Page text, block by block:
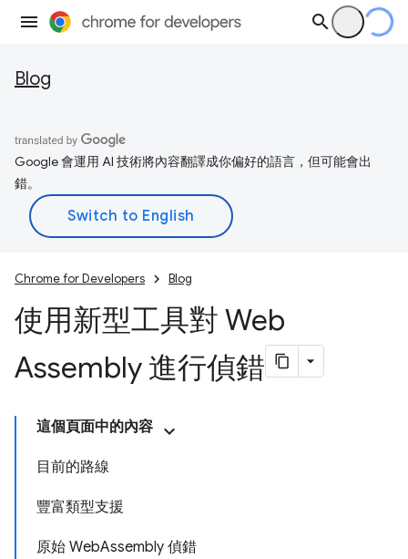
Blog
Google 會運用 AI 技術將內容翻譯成你偏好的語言，但可能會出
錯。
Chrome for Developers Blog
使用新型工具對 Web
Assembly 進行偵錯
這個頁面中的內容
目前的路線
豐富類型支援
原始 WebAssembly 偵錯